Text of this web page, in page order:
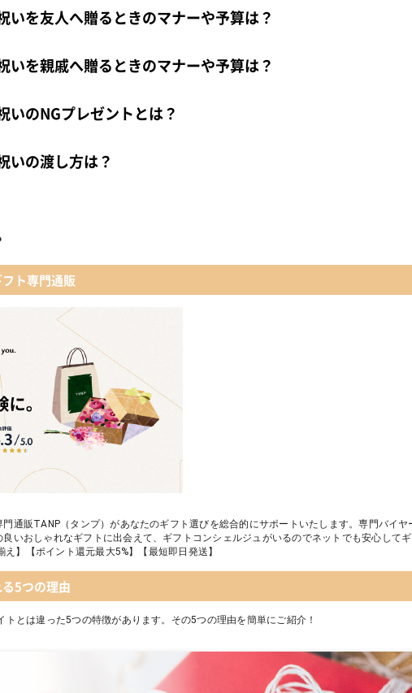
いを友人へ贈るときのマナーや予算は？
いを親戚へ贈るときのマナーや予算は？
いのNGプレゼントとは？
いの渡し方は？
ト専門通販
門通販TANP（タンプ）があなたのギフト選びを総合的にサポートいたします。専門バイ
良いおしゃれなギフトに出会えて、ギフトコンシェルジュがいるのでネットでも安心してギ
え】【ポイント還元最大5%】【最短即日発送】
5つの理由
トとは違った5つの特徴があります。その5つの理由を簡単にご紹介！